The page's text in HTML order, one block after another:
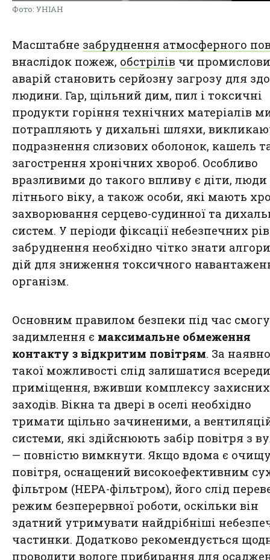
Фото: УНІАН
Масштабне забруднення атмосферного
внаслідок пожеж, обстрілів чи
аварій становить серйозну загрозу для
людини. Гар, щільний дим, пил і токсичні
продукти горіння технічних матеріалів
потрапляють у дихальні шляхи,
подразнення слизових оболонок, кашель
загострення хронічних хвороб. Особливо
вразливими до такого впливу є діти, люди
літнього віку, а також особи, які мають
захворювання серцево-судинної та
систем. У періоди фіксації небезпечних
забруднення необхідно чітко знати
дій для зниження токсичного
організм.
Основним правилом безпеки під час
задимлення є максимальне обмеження
контакту з відкритим повітрям. За
такої можливості слід залишатися
приміщення, вживши комплексу захисних
заходів. Вікна та двері в оселі необхідно
тримати щільно зачиненими, а
системи, які здійснюють забір повітря з
— повністю вимкнути. Якщо вдома є
повітря, оснащений високоефективним
фільтром (НЕРА-фільтром), його слід
режим безперервної роботи, оскільки він
здатний утримувати найдрібніші
частинки. Додатково рекомендується
проводити вологе прибирання для